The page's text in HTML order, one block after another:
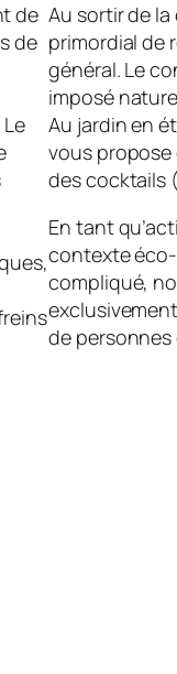
de
de
Le
Au sortir de
primordial de
général. Le
imposé
Au jardin en
vous
des cocktails
En tant
contexte
compliqué,
de